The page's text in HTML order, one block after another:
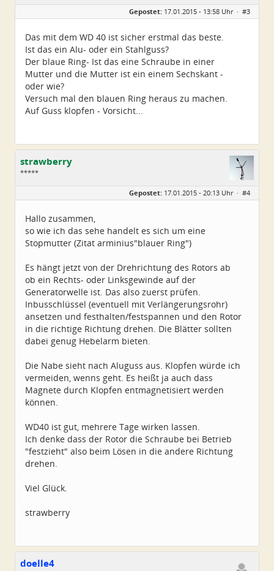
Gepostet: 17.01.2015 - 13:58 Uhr · #3
Das mit dem WD 40 ist sicher erstmal das beste.
Ist das ein Alu- oder ein Stahlguss?
Der blaue Ring- Ist das eine Schraube in einer
Mutter und die Mutter ist ein einem Sechskant -
oder wie?
Versuch mal den blauen Ring heraus zu machen.
Auf Guss klopfen - Vorsicht...
strawberry
*****
Beiträge:
389
Gepostet: 17.01.2015 - 20:13 Uhr · #4
Hallo zusammen,
so wie ich das sehe handelt es sich um eine
Stopmutter (Zitat arminius"blauer Ring")
Es hängt jetzt von der Drehrichtung des Rotors ab
ob ein Rechts- oder Linksgewinde auf der
Generatorwelle ist. Das also zuerst prüfen.
Inbusschlüssel (eventuell mit Verlängerungsrohr)
ansetzen und festhalten/festspannen und den Rotor
in die richtige Richtung drehen. Die Blätter sollten
dabei genug Hebelarm bieten.
Die Nabe sieht nach Aluguss aus. Klopfen würde ich
vermeiden, wenns geht. Es heißt ja auch dass
Magnete durch Klopfen entmagnetisiert werden
können.
WD40 ist gut, mehrere Tage wirken lassen.
Ich denke dass der Rotor die Schraube bei Betrieb
"festzieht" also beim Lösen in die andere Richtung
drehen.
Viel Glück.
strawberry
doelle4